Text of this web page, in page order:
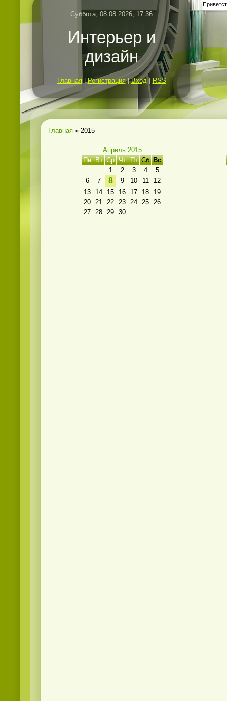
Суббота, 08.08.2026, 17:36
Интерьер и
дизайн
Главная |Регистрация|Вход| RSS
Главная » 2015
Апрель 2015
Пн Вт Ср Чт Пт Сб Вс
1
2 3 4
5
6
7 8 9 10 11
12
13
14 15 16 17 18
19
20 21 22 23 24 25 26
27 28 29 30